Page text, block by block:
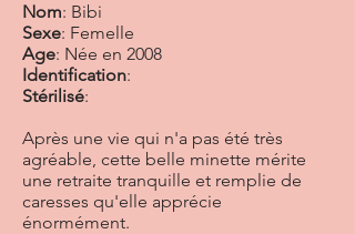
Nom: Bibi
Sexe: Femelle
Age: Née en 2008
Identification:
Stérilisé:
Après une vie qui n'a pas été très
agréable, cette belle minette mérite
une retraite tranquille et remplie de
caresses qu'elle apprécie
énormément.